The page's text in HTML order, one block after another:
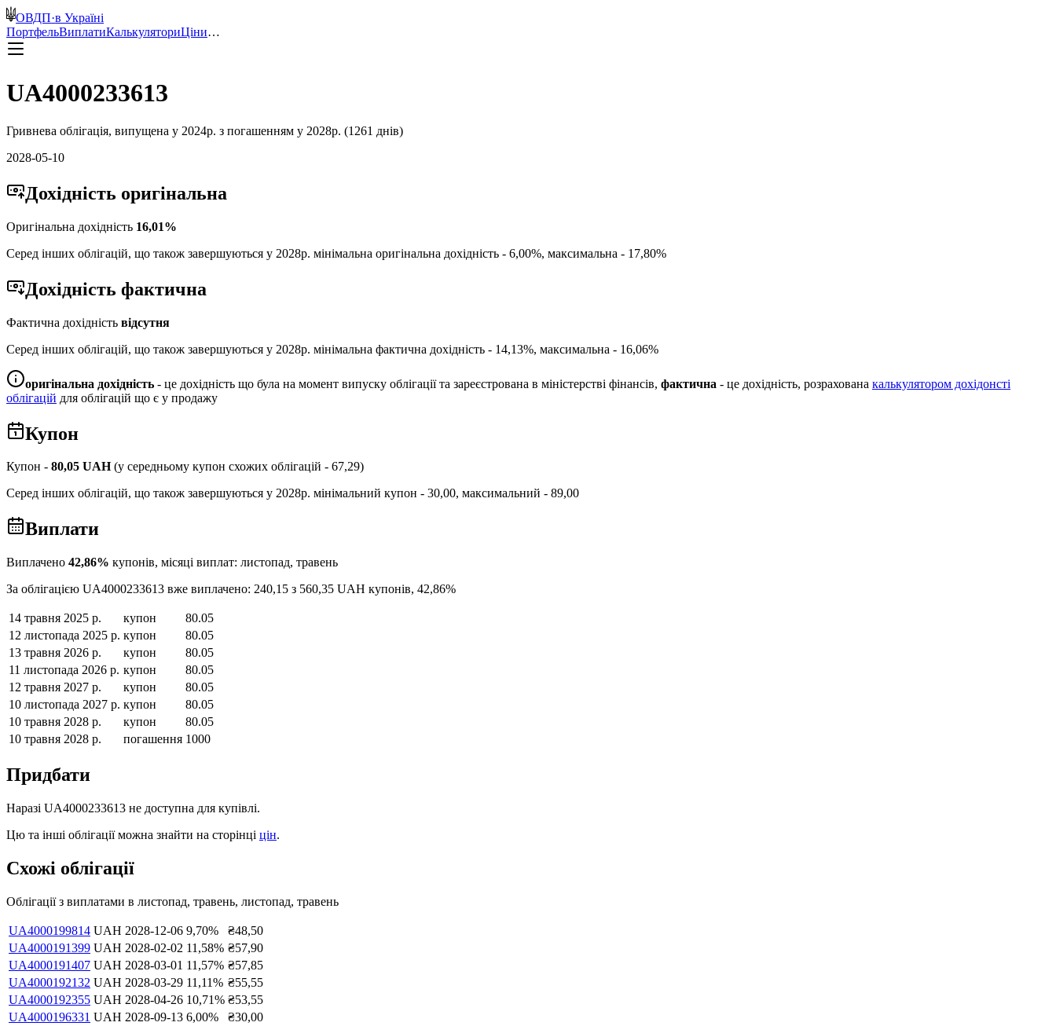
ОВДП·в Україні
ПортфельВиплатиКалькуляториЦіни…
UA4000233613
Гривнева облігація, випущена у 2024р. з погашенням у 2028р. (1261 днів)
2028-05-10
Дохідність оригінальна
Оригінальна дохідність 16,01%
Серед інших облігацій, що також завершуються у 2028р. мінімальна оригінальна дохідність - 6,00%, максимальна - 17,80%
Дохідність фактична
Фактична дохідність відсутня
Серед інших облігацій, що також завершуються у 2028р. мінімальна фактична дохідність - 14,13%, максимальна - 16,06%
оригінальна дохідність - це дохідність що була на момент випуску облігації та зареєстрована в міністерстві фінансів, фактична - це дохідність, розрахована калькулятором дохідонсті
облігацій для облігацій що є у продажу
Купон
Купон - 80,05 UAH (у середньому купон схожих облігацій - 67,29)
Серед інших облігацій, що також завершуються у 2028р. мінімальний купон - 30,00, максимальний - 89,00
Виплати
Виплачено 42,86% купонів, місяці виплат: листопад, травень
За облігацією UA4000233613 вже виплачено: 240,15 з 560,35 UAH купонів, 42,86%
14 травня 2025 р. купон
80.05
12 листопада 2025 р. купон
80.05
13 травня 2026 р.
купон
80.05
11 листопада 2026 р. купон
80.05
12 травня 2027 р.
купон
80.05
10 листопада 2027 р. купон
80.05
10 травня 2028 р.
купон
80.05
10 травня 2028 р.
погашення 1000
Придбати
Наразі UA4000233613 не доступна для купівлі.
Цю та інші облігації можна знайти на сторінці цін.
Схожі облігації
Облігації з виплатами в листопад, травень, листопад, травень
UA4000199814 UAH 2028-12-06 9,70% ₴48,50
UA4000191399 UAH 2028-02-02 11,58% ₴57,90
UA4000191407 UAH 2028-03-01 11,57% ₴57,85
UA4000192132 UAH 2028-03-29 11,11% ₴55,55
UA4000192355 UAH 2028-04-26 10,71% ₴53,55
UA4000196331 UAH 2028-09-13 6,00% ₴30,00